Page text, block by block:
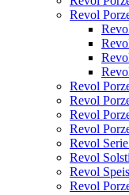
Revol
Revol
Revol
Revol
Revol
Revol
Revol
Revol
Revol